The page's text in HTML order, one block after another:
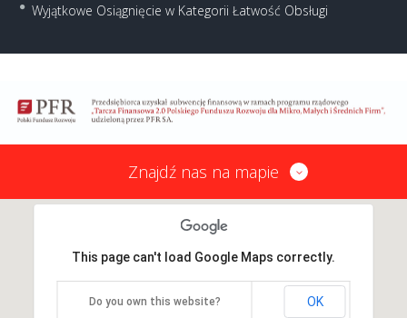
Wyjątkowe Osiągnięcie w Kategorii Łatwość Obsługi
Znajdź nas na mapie
This page can't load Google Maps correctly.
Do you own this website? OK